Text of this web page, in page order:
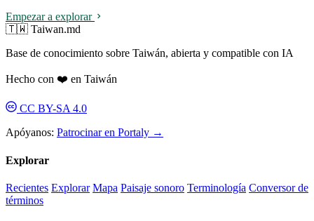
Empezar a explorar
🇹🇼 Taiwan.md
Base de conocimiento sobre Taiwán, abierta y compatible con IA
Hecho con ❤️ en Taiwán
CC BY-SA 4.0
Apóyanos: Patrocinar en Portaly →
Explorar
Recientes Explorar Mapa Paisaje sonoro Terminología Conversor de
términos